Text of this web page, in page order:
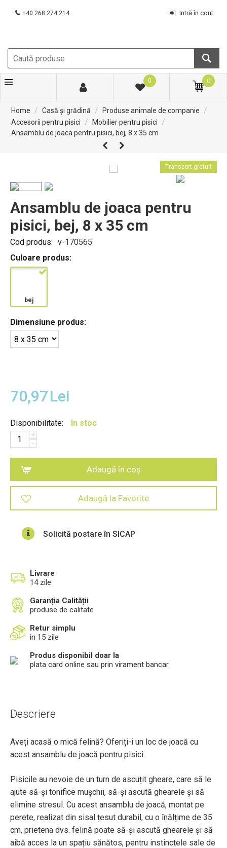
+40 268 274 214 Intră în cont
0 0
Home / Casă și grădină / Produse animale de companie /
Accesorii pentru pisici / Mobilier pentru pisici /
Ansamblu de joaca pentru pisici, bej, 8 x 35 cm
Transport gratuit
Ansamblu de joaca pentru
pisici, bej, 8 x 35 cm
Cod produs: v-170565
Culoare produs:
bej
Dimensiune produs:
70,97Lei
Disponibilitate:
In stoc
+
−
Adaugă în coș
Adaugă la Favorite
Solicită postare în SICAP
Livrare
14 zile
Garanția Calității
produse de calitate
Retur simplu
in 15 zile
Produs disponibil doar la
plata card online sau prin virament bancar
Descriere
Aveți acasă o mică felină? Oferiți-i un loc de joacă cu
acest ansamblu de joacă pentru pisici.
Pisicile au nevoie de un turn de ascuțit gheare, care să le
ajute să-și tonifice mușchii, să-și ascută ghearele și să
elimine stresul. Cu acest ansamblu de joacă, montat pe
perete, realizat din sisal țesut durabil, cu o înălțime de 35
cm, prietena dvs. felină poate să-și ascută ghearele și să
aibă acces la un spațiu sănătos, pentru instinctele sale de